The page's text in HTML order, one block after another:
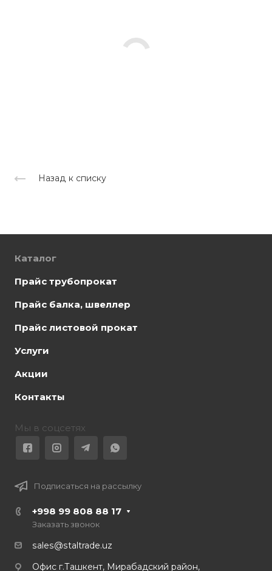
Назад к списку
Каталог
Прайс трубопрокат
Прайс балка, швеллер
Прайс листовой прокат
Услуги
Акции
Контакты
Мы в соцсетях
Подписаться на рассылку
+998 99 808 88 17
Заказать звонок
sales@staltrade.uz
Офис г.Ташкент, Мирабадский район,